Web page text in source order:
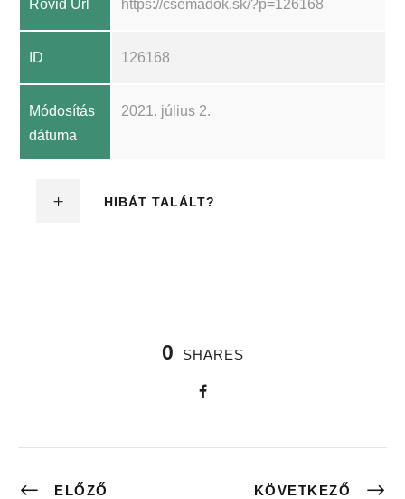
Rövid Url https://csemadok.sk/?p=126168
ID 126168
Módosítás
dátuma
2021. július 2.
HIBÁT TALÁLT?
0 SHARES
ELŐZŐ KÖVETKEZŐ